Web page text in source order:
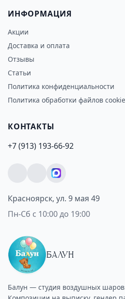
ИНФОРМАЦИЯ
Акции
Доставка и оплата
Отзывы
Статьи
Политика конфиденциальности
Политика обработки файлов cookie
КОНТАКТЫ
+7 (913) 193-66-92
Красноярск, ул. 9 мая 49
Пн-Сб с 10:00 до 19:00
БАЛУН
Балун — студия воздушных